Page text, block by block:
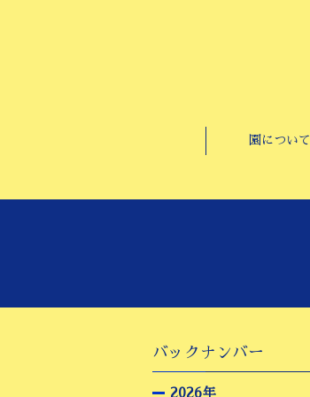
園について
バックナンバー
2026年